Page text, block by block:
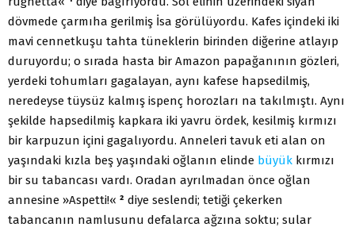
dövmede çarmıha gerilmiş İsa görülüyordu. Kafes içindeki iki
mavi cennetkuşu tahta tüneklerin birinden diğerine atlayıp
duruyordu; o sırada hasta bir Amazon papağanının gözleri,
yerdeki tohumları gagalayan, aynı kafese hapsedilmiş,
neredeyse tüysüz kalmış ispenç horozları na takılmıştı. Aynı
şekilde hapsedilmiş kapkara iki yavru ördek, kesilmiş kırmızı
bir karpuzun içini gagalıyordu. Anneleri tavuk eti alan on
yaşındaki kızla beş yaşındaki oğlanın elinde büyük kırmızı
bir su tabancası vardı. Oradan ayrılmadan önce oğlan
annesine »Aspetti!« ² diye seslendi; tetiği çekerken
tabancanın namlusunu defalarca ağzına soktu; sular